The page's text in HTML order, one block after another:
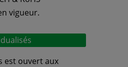
vigueur.
est ouvert aux